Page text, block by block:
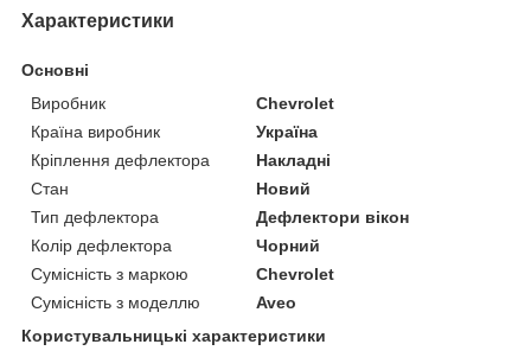
Характеристики
Основні
Виробник
Chevrolet
Країна виробник
Україна
Кріплення дефлектора
Накладні
Стан
Новий
Тип дефлектора
Дефлектори вікон
Колір дефлектора
Чорний
Сумісність з маркою
Chevrolet
Сумісність з моделлю
Aveo
Користувальницькі характеристики